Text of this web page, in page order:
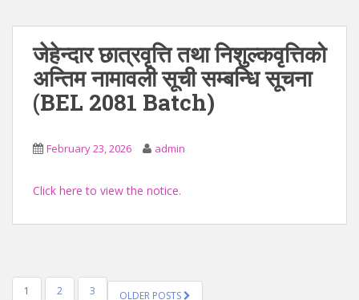
जेहेन्दार छात्रवृत्ति तथा निशुल्कवृत्तिको
अन्तिम नामावली सूची सम्बन्धि सूचना
(BEL 2081 Batch)
February 23, 2026 admin
Click here to view the notice.
POSTS
1 2 3 OLDER POSTS